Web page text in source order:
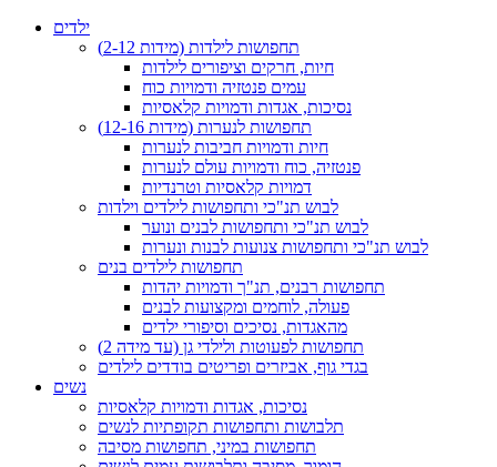
ילדים
תחפושות לילדות (מידות 2-12)
חיות, חרקים וציפורים לילדות
עמים פנטזיה ודמויות כוח
נסיכות, אגדות ודמויות קלאסיות
תחפושות לנערות (מידות 12-16)
חיות ודמויות חביבות לנערות
פנטזיה, כוח ודמויות עולם לנערות
דמויות קלאסיות וטרנדיות
לבוש תנ"כי ותחפושות לילדים וילדות
לבוש תנ"כי ותחפושות לבנים ונוער
לבוש תנ"כי ותחפושות צנועות לבנות ונערות
תחפושות לילדים בנים
תחפושות רבנים, תנ"ך ודמויות יהדות
פעולה, לוחמים ומקצועות לבנים
מהאגדות, נסיכים וסיפורי ילדים
תחפושות לפעוטות ולילדי גן (עד מידה 2)
בגדי גוף, אביזרים ופריטים בודדים לילדים
נשים
נסיכות, אגדות ודמויות קלאסיות
תלבושות ותחפושות תקופתיות לנשים
תחפושות במיני, תחפושות מסיבה